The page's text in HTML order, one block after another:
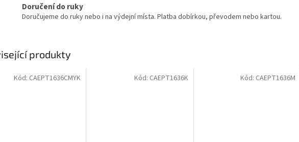
Doručení do ruky
Doručujeme do ruky nebo i na výdejní místa. Platba dobírkou, převodem nebo kartou.
produkty
Kód: CAEPT1636CMYK Kód: CAEPT1636K Kód: CAEPT1636M